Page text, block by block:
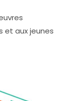
et aux jeunes